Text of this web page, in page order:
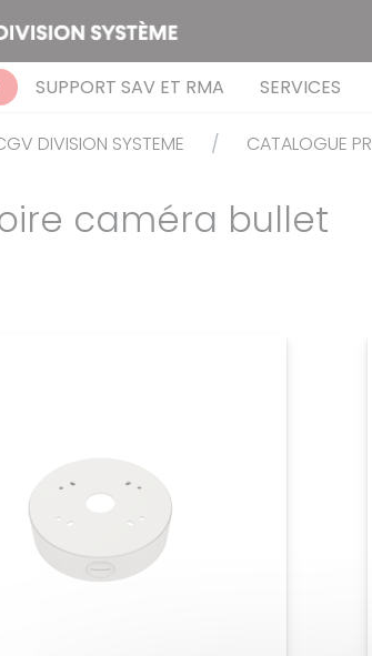
SUPPORT SAV ET RMA SERVICES
DIVISION SYSTEME CATALOGUE
caméra bullet
cookies